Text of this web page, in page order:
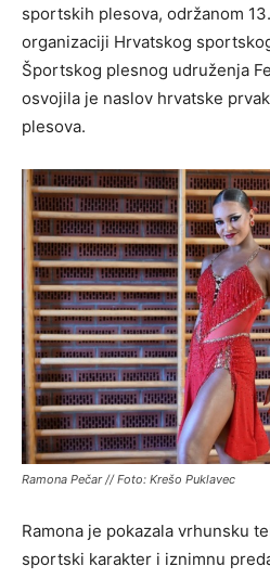
sportskih plesova, održanom
organizaciji Hrvatskog
Športskog plesnog udruženja
osvojila je naslov hrvatske
plesova.
Ramona Pečar // Foto: Krešo Puklavec
Ramona je pokazala vrhunsku
sportski karakter i iznimnu